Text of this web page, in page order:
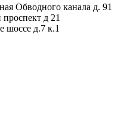
Обводного канала д. 91
д 21
шоссе д.7 к.1